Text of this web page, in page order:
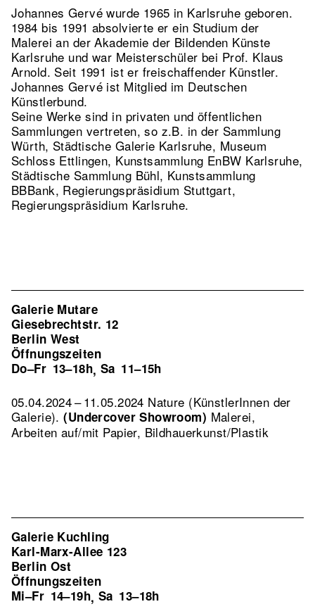
Johannes Gervé wurde 1965 in Karlsruhe geboren.
1984 bis 1991 absolvierte er ein Studium der
Malerei an der Akademie der Bildenden Künste
Karlsruhe und war Meisterschüler bei Prof. Klaus
Arnold. Seit 1991 ist er freischaffender Künstler.
Johannes Gervé ist Mitglied im Deutschen
Künstlerbund.
Seine Werke sind in privaten und öffentlichen
Sammlungen vertreten, so z.B. in der Sammlung
Würth, Städtische Galerie Karlsruhe, Museum
Schloss Ettlingen, Kunstsammlung EnBW Karlsruhe,
Städtische Sammlung Bühl, Kunstsammlung
BBBank, Regierungspräsidium Stuttgart,
Regierungspräsidium Karlsruhe.
Galerie Mutare
Giesebrechtstr. 12
Berlin West
Öffnungszeiten
Do–Fr 13–18h, Sa 11–15h
05.04.2024 – 11.05.2024 Nature (KünstlerInnen der
Galerie).(Undercover Showroom) Malerei,
Arbeiten auf/mit Papier, Bildhauerkunst/Plastik
Galerie Kuchling
Karl-Marx-Allee 123
Berlin Ost
Öffnungszeiten
Mi–Fr 14–19h, Sa 13–18h